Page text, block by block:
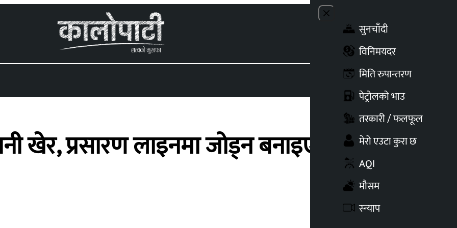
Close menu
सुनचाँदी
विनिमयदर
मिति रुपान्तरण
पेट्रोलको भाउ
तरकारी / फलफूल
मेरो एउटा कुरा छ
AQI
मौसम
स्न्याप
खेर, प्रसारण लाइनमा जोड्न बनाइएका पूर्वाधार